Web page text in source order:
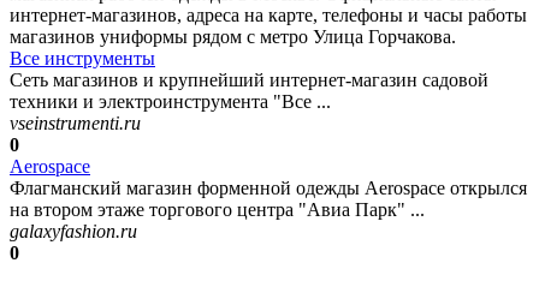
интернет-магазинов, адреса на карте, телефоны и часы работы
магазинов униформы рядом с метро Улица Горчакова.
Все инструменты
Сеть магазинов и крупнейший интернет-магазин садовой
техники и электроинструмента "Все ...
vseinstrumenti.ru
0
Aerospace
Флагманский магазин форменной одежды Aerospace открылся
на втором этаже торгового центра "Авиа Парк" ...
galaxyfashion.ru
0